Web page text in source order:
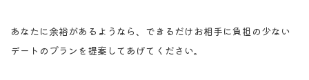
あなたに余裕があるようなら、できるだけお相手に負担の少ない
デートのプランを提案してあげてください。